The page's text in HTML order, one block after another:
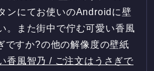
ンにてお使いのAndroidに壁
。また街中で佇む可愛い香風
ですか?の他の解像度の壁紙
香風智乃 / ご注文はうさぎで